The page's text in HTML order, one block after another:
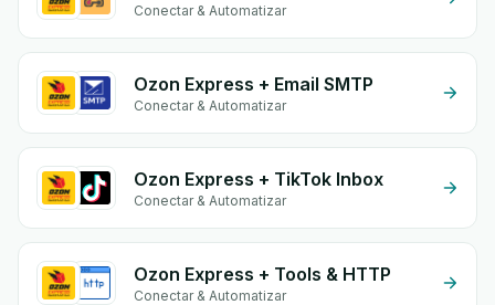
Conectar & Automatizar
Ozon Express + Email SMTP
Conectar & Automatizar
Ozon Express + TikTok Inbox
Conectar & Automatizar
Ozon Express + Tools & HTTP
Conectar & Automatizar